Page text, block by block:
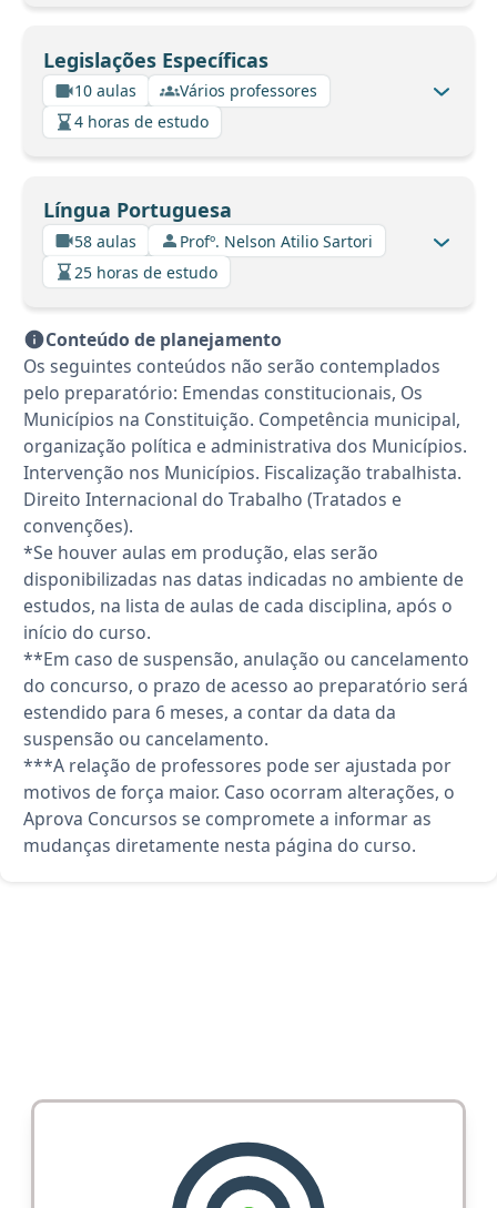
Legislações Específicas
10 aulas
Vários professores
4 horas de estudo
Língua Portuguesa
58 aulas
Profº. Nelson Atilio Sartori
25 horas de estudo
Conteúdo de planejamento
Os seguintes conteúdos não serão contemplados
pelo preparatório: Emendas constitucionais, Os
Municípios na Constituição. Competência municipal,
organização política e administrativa dos Municípios.
Intervenção nos Municípios. Fiscalização trabalhista.
Direito Internacional do Trabalho (Tratados e
convenções).
*Se houver aulas em produção, elas serão
disponibilizadas nas datas indicadas no ambiente de
estudos, na lista de aulas de cada disciplina, após o
início do curso.
**Em caso de suspensão, anulação ou cancelamento
do concurso, o prazo de acesso ao preparatório será
estendido para 6 meses, a contar da data da
suspensão ou cancelamento.
***A relação de professores pode ser ajustada por
motivos de força maior. Caso ocorram alterações, o
Aprova Concursos se compromete a informar as
mudanças diretamente nesta página do curso.